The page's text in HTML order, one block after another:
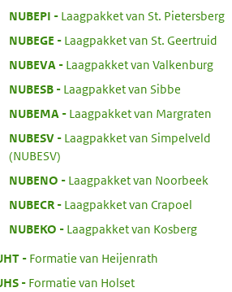
NUBEPI
Laagpakket van St. Pietersberg
NUBEGE
Laagpakket van St. Geertruid
NUBEVA
Laagpakket van Valkenburg
NUBESB:
Laagpakket van Sibbe
NUBEMA
Laagpakket van Margraten
NUBESV:
Laagpakket van Simpelveld
(NUBESV)
NUBENO
Laagpakket van Noorbeek
NUBECR:
Laagpakket van Crapoel
NUBEKO
Laagpakket van Kosberg
:
Formatie van Heijenrath
:
Formatie van Holset